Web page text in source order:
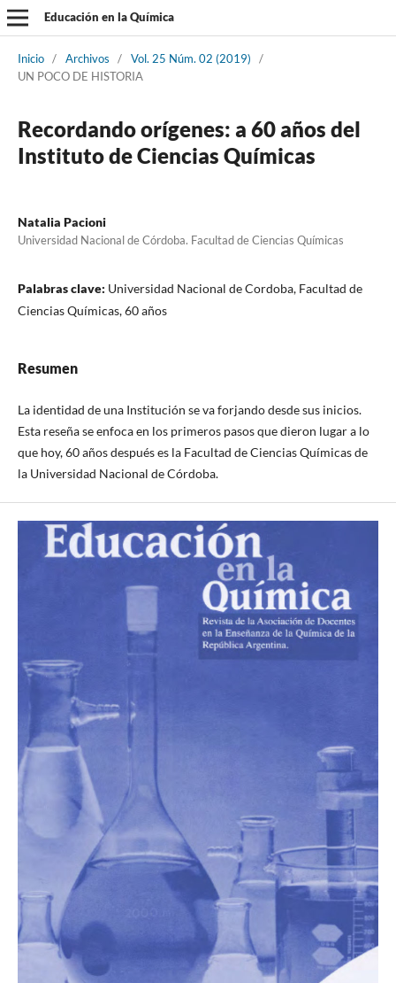
Educación en la Química
Inicio / Archivos / Vol. 25 Núm. 02 (2019)
/
UN POCO DE HISTORIA
Recordando orígenes: a 60 años del
Instituto de Ciencias Químicas
Natalia Pacioni
Universidad Nacional de Córdoba. Facultad de Ciencias Químicas
Palabras clave: Universidad Nacional de Cordoba, Facultad de
Ciencias Químicas, 60 años
Resumen
La identidad de una Institución se va forjando desde sus inicios.
Esta reseña se enfoca en los primeros pasos que dieron lugar a lo
que hoy, 60 años después es la Facultad de Ciencias Químicas de
la Universidad Nacional de Córdoba.